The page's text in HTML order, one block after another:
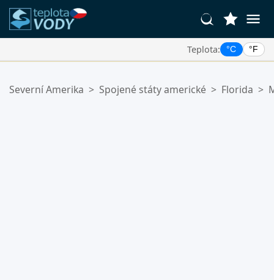
Teplota: °C °F
Váš seznam oblíbených je prázdný.
Severní Amerika > Spojené státy americké > Florida >